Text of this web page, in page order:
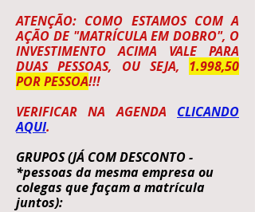
ATENÇÃO: COMO ESTAMOS COM A
AÇÃO DE "MATRÍCULA EM DOBRO", O
INVESTIMENTO ACIMA VALE PARA
DUAS PESSOAS, OU SEJA, 1.998,50
POR PESSOA!!!
VERIFICAR NA AGENDA CLICANDO
AQUI.
GRUPOS (JÁ COM DESCONTO -
*pessoas da mesma empresa ou
colegas que façam a matrícula
juntos):